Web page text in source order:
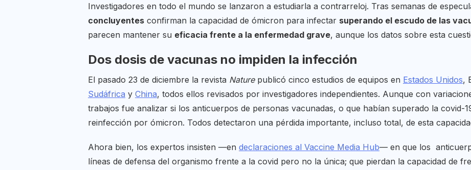
Investigadores en todo el mundo se lanzaron a estudiarla a contrarreloj. Tras semanas de
concluyentes confirman la capacidad de ómicron para infectar superando el escudo de las
parecen mantener su eficacia frente a la enfermedad grave, aunque los datos sobre esta
Dos dosis de vacunas no impiden la infección
El pasado 23 de diciembre la revista Naturepublicó cinco estudios de equipos en Estados Unidos,
Sudáfrica y China, todos ellos revisados por investigadores independientes. Aunque con
trabajos fue analizar si los anticuerpos de personas vacunadas, o que habían superado la covid-
reinfección por ómicron. Todos detectaron una pérdida importante, incluso total, de esta
Ahora bien, los expertos insisten —en declaraciones al Vaccine Media Hub— en que los
líneas de defensa del organismo frente a la covid pero no la única; que pierdan la capacidad de